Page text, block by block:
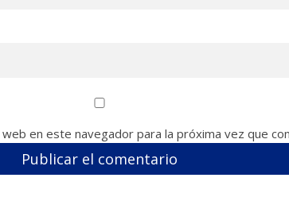
en este navegador para la próxima vez que